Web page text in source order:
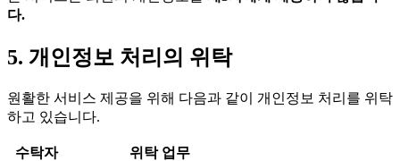
다.
5. 개인정보 처리의 위탁
원활한 서비스 제공을 위해 다음과 같이 개인정보 처리를 위탁
하고 있습니다.
수탁자
위탁 업무